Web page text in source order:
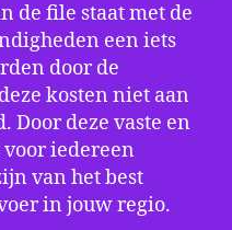
de file staat met de
een iets
door de
kosten niet aan
Door deze vaste en
iedereen
van het best
in jouw regio.